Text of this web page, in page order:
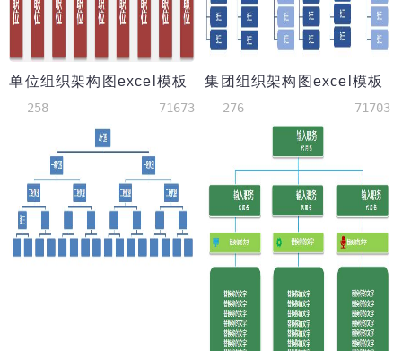
单位组织架构图excel模板
258 71673
集团组织架构图excel模板
276 71703